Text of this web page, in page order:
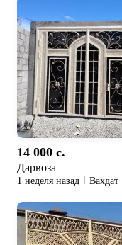
14 000 c.
Дарвоза
1 неделя назад Вахдат